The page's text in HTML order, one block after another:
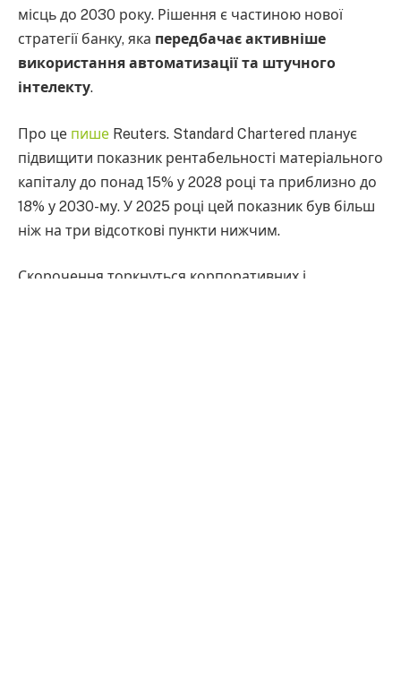
місць до 2030 року. Рішення є частиною нової
стратегії банку, яка передбачає активніше
використання автоматизації та штучного
інтелекту.
Про це пише Reuters. Standard Chartered планує
підвищити показник рентабельності матеріального
капіталу до понад 15% у 2028 році та приблизно до
18% у 2030-му. У 2025 році цей показник був більш
ніж на три відсоткові пункти нижчим.
Скорочення торкнуться корпоративних і